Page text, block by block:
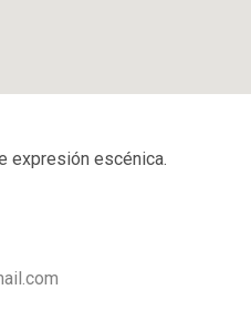
expresión escénica.